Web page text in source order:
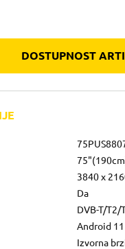
DOSTUPNOST
3840 x
Da
DVB-T/T2/
Android 11
Izvorna